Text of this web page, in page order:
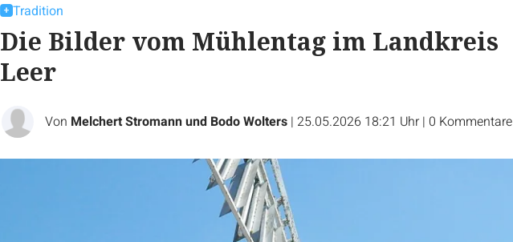
Tradition
Die Bilder vom Mühlentag im Landkreis
Leer
Von Melchert Stromann und Bodo Wolters | 25.05.2026 18:21 Uhr | 0 Kommentare